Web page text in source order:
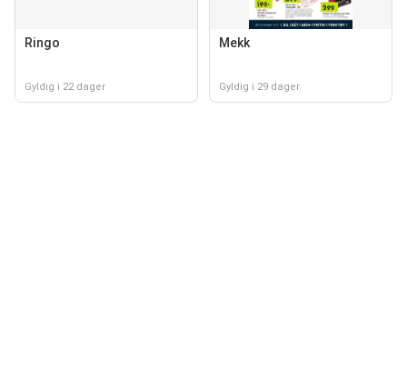
Ringo
Gyldig i 22 dager
Mekk
Gyldig i 29 dager